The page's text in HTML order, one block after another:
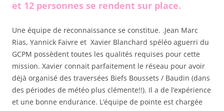
et 12 personnes se rendent sur place.
Une équipe de reconnaissance se constitue. .Jean Marc
Rias, Yannick Faivre et Xavier Blanchard spéléo aguerri du
GCPM possèdent toutes les qualités requises pour cette
mission. Xavier connait parfaitement le réseau pour avoir
déjà organisé des traversées Biefs Boussets / Baudin (dans
des périodes de météo plus clémente!!). Il a de l’expérience
et une bonne endurance. L’équipe de pointe est chargée